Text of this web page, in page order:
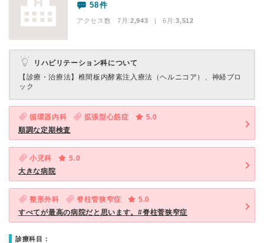
58件
アクセス数 7月:2,943 | 6月:3,512
リハビリテーション科について
【診療・治療法】 椎間板内酵素注入療法（ヘルニコア）、神経ブロ
ック
循環器内科 拡張型心筋症
5.0
順調な定期検査
小児科
5.0
大きな病院
整形外科 脊柱管狭窄症
5.0
すべてが最高の病院だと思います。#脊柱菅狭窄症
診療科目：